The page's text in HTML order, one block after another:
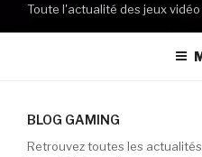
Toute l'actualité des jeux
BLOG GAMING
Retrouvez toutes les